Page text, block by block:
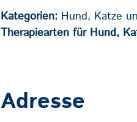
Kategorien: Hund, Katze
Therapiearten für Hund,
Adresse